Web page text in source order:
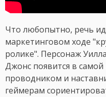
Что любопытно, речь
маркетинговом ходе
ролике". Персонаж
Джонс появится в
проводником и
геймерам